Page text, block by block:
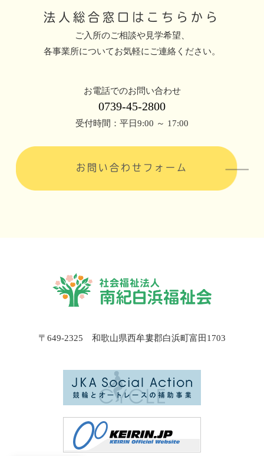
法人総合窓口はこちらから
ご入所のご相談や見学希望、
各事業所についてお気軽にご連絡ください。
お電話でのお問い合わせ
0739-45-2800
受付時間：平日9:00 ～ 17:00
お問い合わせフォーム
〒649-2325 和歌山県西牟婁郡白浜町富田1703